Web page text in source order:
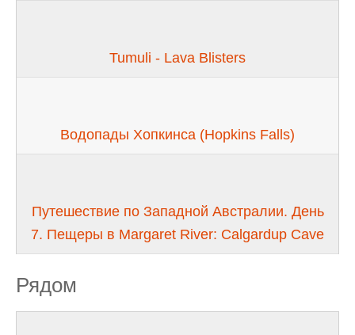
Tumuli - Lava Blisters
Водопады Хопкинса (Hopkins Falls)
Путешествие по Западной Австралии. День
7. Пещеры в Margaret River: Calgardup Cave
Рядом